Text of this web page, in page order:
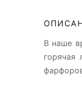
В наше
горячая